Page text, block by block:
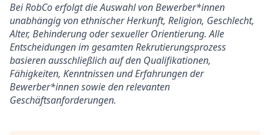
Bei RobCo erfolgt die Auswahl von Bewerber*innen
unabhängig von ethnischer Herkunft, Religion, Geschlecht,
Alter, Behinderung oder sexueller Orientierung. Alle
Entscheidungen im gesamten Rekrutierungsprozess
basieren ausschließlich auf den Qualifikationen,
Fähigkeiten, Kenntnissen und Erfahrungen der
Bewerber*innen sowie den relevanten
Geschäftsanforderungen.